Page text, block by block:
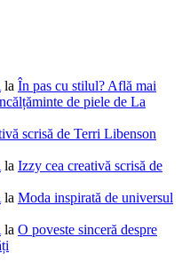
la În pas cu stilul? Află mai
de piele de La
scrisă de Terri Libenson
la Izzy cea creativă scrisă de
la Moda inspirată de universul
la O poveste sinceră despre